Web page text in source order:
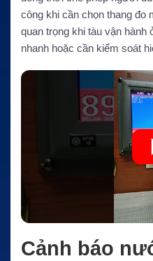
công khi cần chọn thang đo
quan trọng khi tàu vận
nhanh hoặc cần kiểm soát
Cảnh báo